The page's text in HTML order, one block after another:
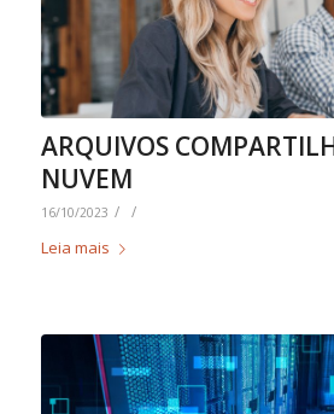
ARQUIVOS
NUVEM
16/10/2023 / /
Leia mais